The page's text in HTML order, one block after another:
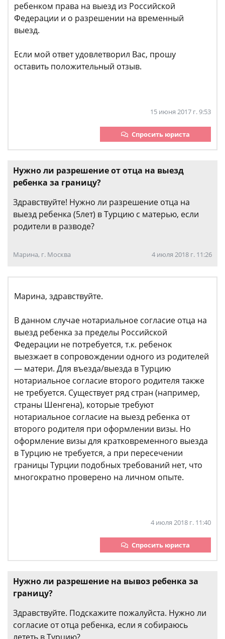
ребенком права на выезд из Российской
Федерации и о разрешении на временный
выезд.
Если мой ответ удовлетворил Вас, прошу
оставить положительный отзыв.
15 июня 2017 г. 9:53
Спросить юриста
Нужно ли разрешение от отца на выезд
ребенка за границу?
Здравствуйте! Нужно ли разрешение отца на
выезд ребенка (5лет) в Турцию с матерью, если
родители в разводе?
Марина, г. Москва 4 июля 2018 г. 11:26
Марина, здравствуйте.
В данном случае нотариальное согласие отца на
выезд ребенка за пределы Российской
Федерации не потребуется, т.к. ребенок
выезжает в сопровождении одного из родителей
— матери. Для въезда/выезда в Турцию
нотариальное согласие второго родителя также
не требуется. Существует ряд стран (например,
страны Шенгена), которые требуют
нотариальное согласие на выезд ребенка от
второго родителя при оформлении визы. Но
оформление визы для кратковременного выезда
в Турцию не требуется, а при пересечении
границы Турции подобных требований нет, что
многократно проверено на личном опыте.
4 июля 2018 г. 11:40
Спросить юриста
Нужно ли разрешение на вывоз ребенка за
границу?
Здравствуйте. Подскажите пожалуйста. Нужно ли
согласие от отца ребенка, если я собираюсь